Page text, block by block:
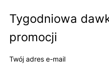
Tygodniowa
promocji
Twój adres e-mail